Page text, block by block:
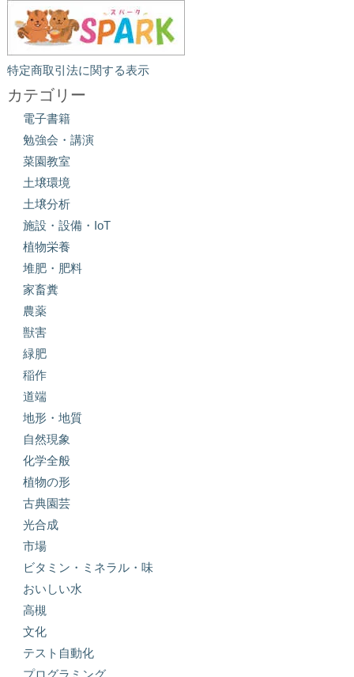
特定商取引法に関する表示
カテゴリー
電子書籍
勉強会・講演
菜園教室
土壌環境
土壌分析
施設・設備・IoT
植物栄養
堆肥・肥料
家畜糞
農薬
獣害
緑肥
稲作
道端
地形・地質
自然現象
化学全般
植物の形
古典園芸
光合成
市場
ビタミン・ミネラル・味
おいしい水
高槻
文化
テスト自動化
プログラミング